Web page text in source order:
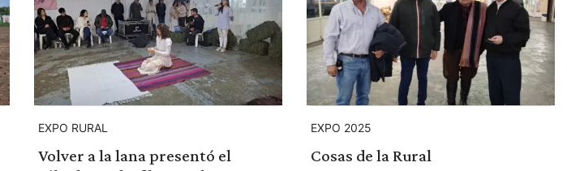
EXPO RURAL
Volver a la lana presentó el
EXPO 2025
Cosas de la Rural